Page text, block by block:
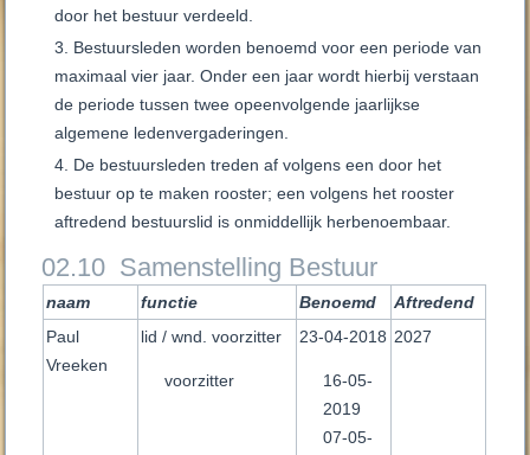
door het bestuur verdeeld.
Bestuursleden worden benoemd voor een periode van
maximaal vier jaar. Onder een jaar wordt hierbij verstaan
de periode tussen twee opeenvolgende jaarlijkse
algemene ledenvergaderingen.
De bestuursleden treden af volgens een door het
bestuur op te maken rooster; een volgens het rooster
aftredend bestuurslid is onmiddellijk herbenoembaar.
02.10 Samenstelling Bestuur
naam functie Benoemd
Aftredend
Paul
Vreeken
lid / wnd. voorzitter
voorzitter
23-04-2018
16-05-
2019
07-05-
2027